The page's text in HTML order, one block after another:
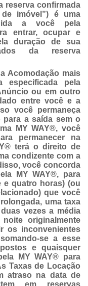
reserva confirmada
imóvel”) é uma
a você pela
entrar, ocupar e
duração de sua
da reserva
Acomodação mais
pela
ou em outro
entre você e a
você permaneça
para a saída sem o
MY WAY®, você
permanecer na
terá o direito de
condizente com a
você concorda
MY WAY®, para
e quatro horas) (ou
que você
uma taxa
vezes a média
originalmente
os inconvenientes
se a esse
e quaisquer
MY WAY® para
Taxas de Locação
atraso na data de
em reservas